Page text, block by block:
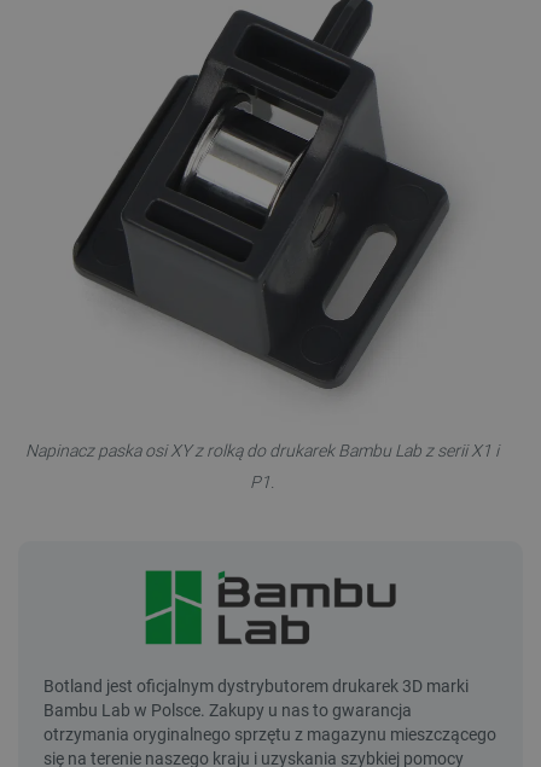
Napinacz paska osi XY z rolką do drukarek Bambu Lab z serii X1 i
P1.